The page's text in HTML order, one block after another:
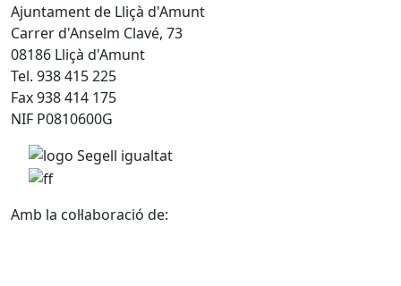
Ajuntament de Lliçà d'Amunt
Carrer d'Anselm Clavé, 73
08186 Lliçà d'Amunt
Tel. 938 415 225
Fax 938 414 175
NIF P0810600G
Amb la col·laboració de: